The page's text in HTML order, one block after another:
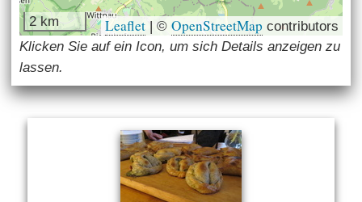
2 km Leaflet | © OpenStreetMap contributors
Klicken Sie auf ein Icon, um sich Details anzeigen zu
lassen.